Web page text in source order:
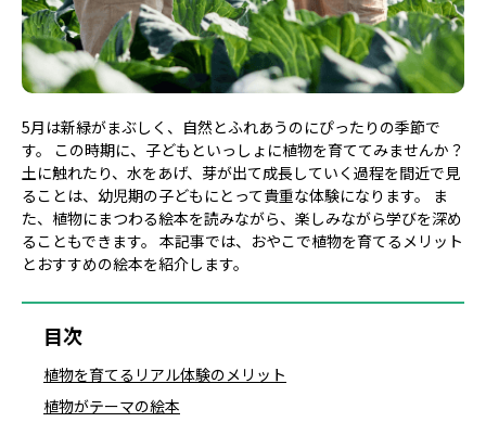
5月は新緑がまぶしく、自然とふれあうのにぴったりの季節で
す。 この時期に、子どもといっしょに植物を育ててみませんか？
土に触れたり、水をあげ、芽が出て成長していく過程を間近で見
ることは、幼児期の子どもにとって貴重な体験になります。 ま
た、植物にまつわる絵本を読みながら、楽しみながら学びを深め
ることもできます。 本記事では、おやこで植物を育てるメリット
とおすすめの絵本を紹介します。
目次
植物を育てるリアル体験のメリット
植物がテーマの絵本